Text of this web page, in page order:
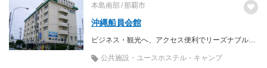
本島南部 那覇市
沖縄船員会館
ビジネス・観光へ、アクセス便利でリーズナブルな宿泊施設。
公共施設・ユースホステル・キャンプ